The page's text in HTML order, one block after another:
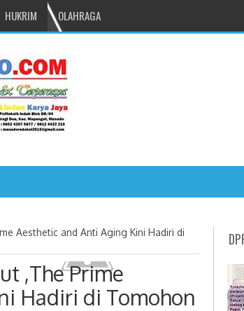
HUKRIM OLAHRAGA
Aesthetic and Anti Aging Kini Hadiri di
,The Prime
Hadiri di Tomohon